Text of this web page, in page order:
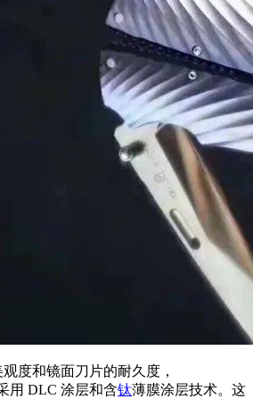
度和镜面刀片的耐久度，
用 DLC 涂层和含钛薄膜涂层技术。这